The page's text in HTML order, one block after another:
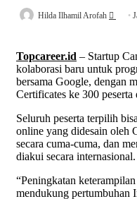
Hilda Ilhamil Arofah
Send
Topcareer.id – Startup
kolaborasi baru untuk
bersama Google, dengan
Certificates ke 300
Seluruh peserta terpilih
online yang didesain oleh
secara cuma-cuma, dan
diakui secara internasional.
“Peningkatan
mendukung pertumbuhan